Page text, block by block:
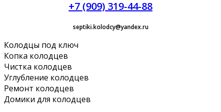
+7 (909) 319-44-88
septiki.kolodcy@yandex.ru
Колодцы под ключ
Копка колодцев
Чистка колодцев
Углубление колодцев
Ремонт колодцев
Домики для колодцев